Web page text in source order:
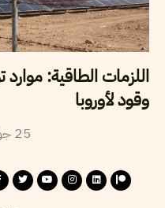
اللزمات الطاقية:
وقود لأوروبا
25